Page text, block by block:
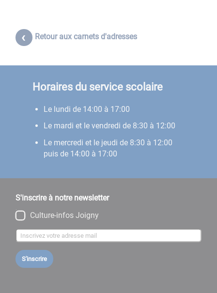
Retour aux carnets d'adresses
Horaires du service scolaire
Le lundi de 14:00 à 17:00
​​​​​​​Le mardi et le vendredi de 8:30 à 12:00
Le mercredi et le jeudi de 8:30 à 12:00
puis de 14:00 à 17:00
S'inscrire à notre newsletter
Culture-infos Joigny
S'inscrire